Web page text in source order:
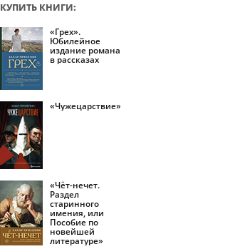
КУПИТЬ КНИГИ:
«Грех».
Юбилейное
издание романа
в рассказах
«Чужецарствие»
«Чёт-нечет.
Раздел
старинного
имения, или
Пособие по
новейшей
литературе»